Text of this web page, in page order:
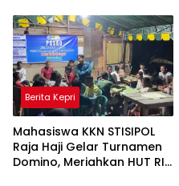
Berita Kepri
Mahasiswa KKN STISIPOL
Raja Haji Gelar Turnamen
Domino, Meriahkan HUT RI